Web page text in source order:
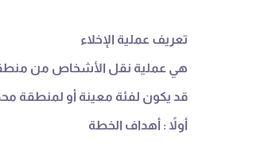
تعريف عملية الإخلاء
هي عملية نقل الأشخاص من منطقة
قد يكون لفئة معينة أو لمنطقة
أولاً : أهداف الخطة